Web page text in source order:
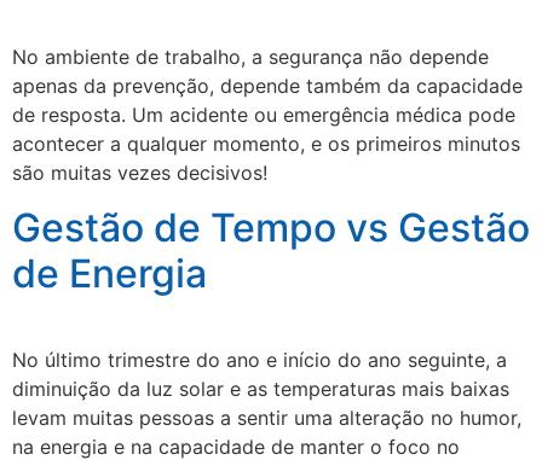
No ambiente de trabalho, a segurança não depende
apenas da prevenção, depende também da capacidade
de resposta. Um acidente ou emergência médica pode
acontecer a qualquer momento, e os primeiros minutos
são muitas vezes decisivos!
Gestão de Tempo vs Gestão
de Energia
No último trimestre do ano e início do ano seguinte, a
diminuição da luz solar e as temperaturas mais baixas
levam muitas pessoas a sentir uma alteração no humor,
na energia e na capacidade de manter o foco no